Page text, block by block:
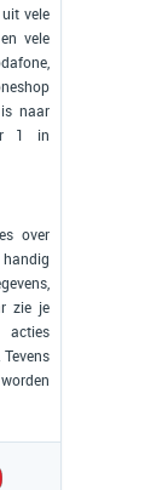
vele
vele
naar
1 in
over
zie je